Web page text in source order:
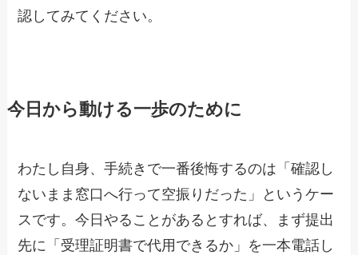
認してみてください。
今日から動ける一歩のために
わたし自身、手続きで一番後悔するのは「確認し
ないまま窓口へ行って空振りだった」というケー
スです。今日やることがあるとすれば、まず提出
先に「受理証明書で代用できるか」を一本電話し